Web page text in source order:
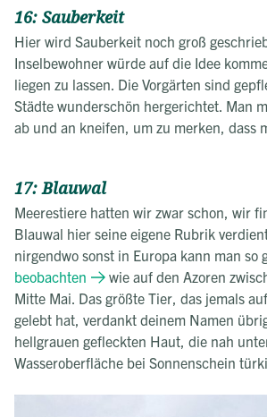
16: Sauberkeit
Hier wird Sauberkeit noch groß
Inselbewohner würde auf die Idee
liegen zu lassen. Die Vorgärten sind
Städte wunderschön hergerichtet. Man
ab und an kneifen, um zu merken, dass
17: Blauwal
Meerestiere hatten wir zwar schon, wir
Blauwal hier seine eigene Rubrik
nirgendwo sonst in Europa kann man so
beobachten
wie auf den Azoren
Mitte Mai. Das größte Tier, das jemals
gelebt hat, verdankt deinem Namen
hellgrauen gefleckten Haut, die nah
Wasseroberfläche bei Sonnenschein